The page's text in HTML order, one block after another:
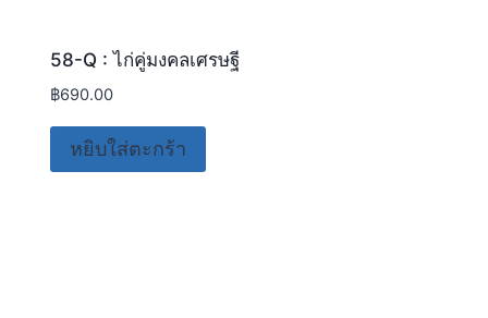
58-Q : ไก่คู่มงคลเศรษฐี
฿690.00
หยิบใส่ตะกร้า